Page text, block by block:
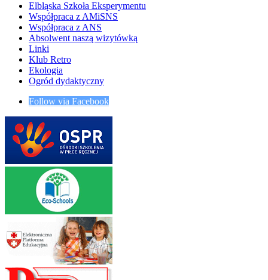
Elbląska Szkoła Eksperymentu
Współpraca z AMiSNS
Współpraca z ANS
Absolwent naszą wizytówką
Linki
Klub Retro
Ekologia
Ogród dydaktyczny
Follow via Facebook